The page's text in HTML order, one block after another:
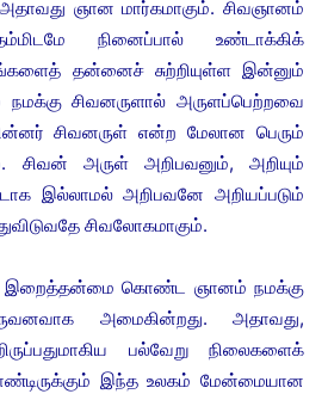
ஞான மார்கமாகும். சிவஞானம்
நினைப்பால் உண்டாக்கிக்
தன்னைச் சுற்றியுள்ள இன்னும்
சிவனருளால் அருளப்பெற்றவை
சிவனருள் என்ற மேலான பெரும்
சிவன் அருள் அறிபவனும், அறியும்
இல்லாமல் அறிபவனே அறியப்படும்
சிவலோகமாகும்.
கொண்ட ஞானம் நமக்கு
அமைகின்றது. அதாவது,
பல்வேறு நிலைகளைக்
இந்த உலகம் மேன்மையான